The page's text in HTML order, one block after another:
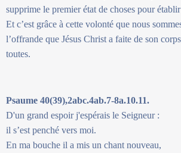
supprime le premier état de choses pour
Et c’est grâce à cette volonté que nous
l’offrande que Jésus Christ a faite de son
toutes.
Psaume 40(39),2abc.4ab.7-8a.10.11.
D'un grand espoir j'espérais le Seigneur :
il s’est penché vers moi.
En ma bouche il a mis un chant nouveau,